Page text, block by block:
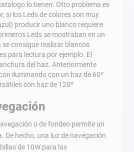
lo tienen. Otro problema es
si los Leds de colores son muy
producir uno blanco requiere
Leds se mostraban en un
consigue realizar blancos
para lectura por ejemplo. El
del haz. Anteriormente
iluminando con un haz de 60º
con haz de 120º
o de fondeo permite un
De hecho, una luz de navegación
de 10W para las